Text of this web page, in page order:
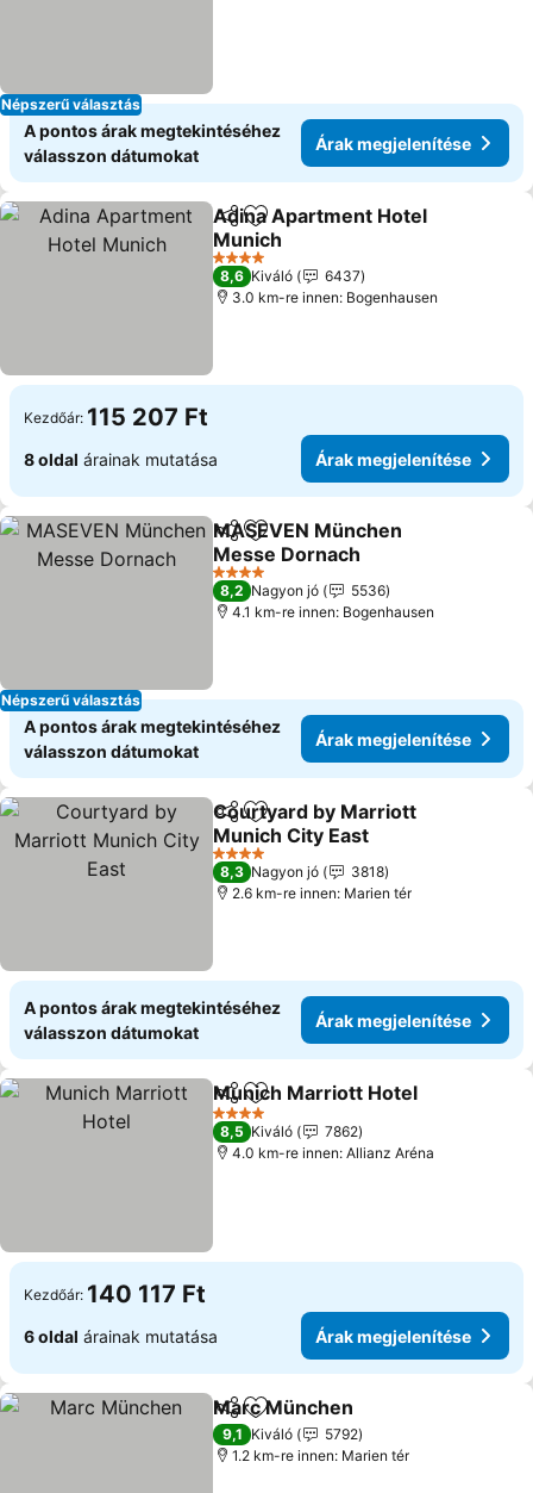
Népszerű választás
A pontos árak megtekintéséhez
válasszon dátumokat
Árak megjelenítése
Megosztás
Hozzáadás a kedvencekhez
Adina Apartment Hotel
Munich
Árak megjelenítése
4 Kategória
8,6 Kiváló
6437
3.0 km-re innen: Bogenhausen
Kezdőár: 115 207 Ft
8 oldal árainak mutatása Árak megjelenítése
Népszerű választás
Megosztás
Hozzáadás a kedvencekhez
MASEVEN München
Messe Dornach
Árak megjelenítése
4 Kategória
8,2 Nagyon jó
5536
4.1 km-re innen: Bogenhausen
A pontos árak megtekintéséhez
válasszon dátumokat
Árak megjelenítése
Megosztás
Hozzáadás a kedvencekhez
Courtyard by Marriott
Munich City East
Árak megjelenítése
4 Kategória
8,3 Nagyon jó
3818
2.6 km-re innen: Marien tér
A pontos árak megtekintéséhez
válasszon dátumokat
Árak megjelenítése
Megosztás
Hozzáadás a kedvencekhez
Munich Marriott Hotel
4 Kategória
8,5 Kiváló
7862
4.0 km-re innen: Allianz Aréna
Kezdőár: 140 117 Ft
6 oldal árainak mutatása Árak megjelenítése
Megosztás
Hozzáadás a kedvencekhez
Marc München
9,1 Kiváló
5792
1.2 km-re innen: Marien tér